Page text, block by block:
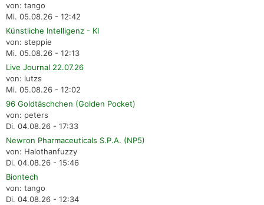
von: tango
Mi. 05.08.26 - 12:42
Künstliche Intelligenz - KI
von: steppie
Mi. 05.08.26 - 12:13
Live Journal 22.07.26
von: lutzs
Mi. 05.08.26 - 12:02
96 Goldtäschchen (Golden Pocket)
von: peters
Di. 04.08.26 - 17:33
Newron Pharmaceuticals S.P.A. (NP5)
von: Halothanfuzzy
Di. 04.08.26 - 15:46
Biontech
von: tango
Di. 04.08.26 - 12:34